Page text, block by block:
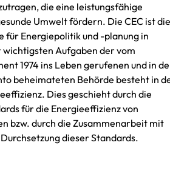
die eine leistungsfähige
Umwelt fördern. Die CEC ist die
für Energiepolitik und -planung in
Aufgaben der vom
1974 ins Leben gerufenen und in
beheimateten Behörde besteht in
Dies geschieht durch die
für die Energieeffizienz von
bzw. durch die Zusammenarbeit mit
dieser Standards.